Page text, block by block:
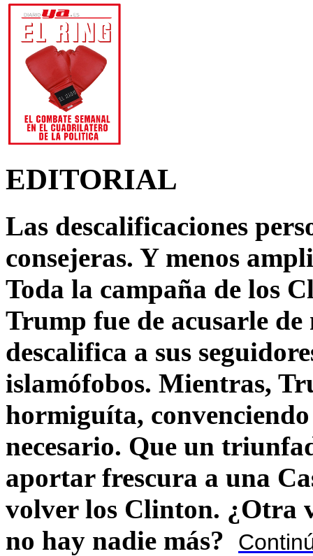
EDITORIAL
Las descalificaciones
consejeras. Y menos
Toda la campaña de los
Trump fue de acusarle
descalifica a sus
islamófobos. Mientras,
hormiguíta,
necesario. Que un
aportar frescura a una
volver los Clinton. ¿Otra
no hay nadie más?